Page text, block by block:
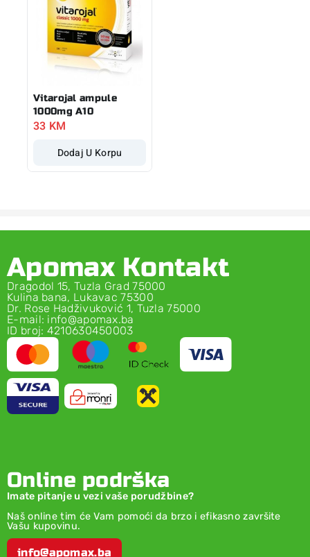
Vitarojal ampule
1000mg A10
33 KM
Dodaj U Korpu
Apomax Kontakt
Dragodol 15, Tuzla Grad 75000
Kulina bana, Lukavac 75300
Dr. Rose Hadživuković 1, Tuzla 75000
E-mail: info@apomax.ba
ID broj: 4210630450003
Online podrška
Imate pitanje u vezi vaše porudžbine?
Naš online tim će Vam pomoći da brzo i efikasno završite
Vašu kupovinu.
info@apomax.ba